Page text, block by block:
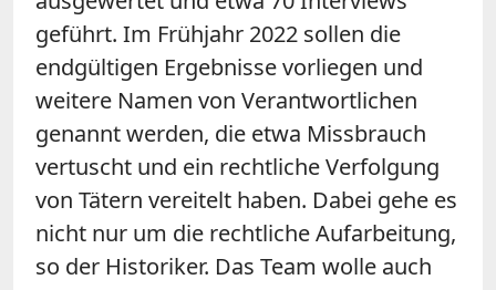
geführt. Im Frühjahr 2022 sollen die
endgültigen Ergebnisse vorliegen und
weitere Namen von Verantwortlichen
genannt werden, die etwa Missbrauch
vertuscht und ein rechtliche Verfolgung
von Tätern vereitelt haben. Dabei gehe es
nicht nur um die rechtliche Aufarbeitung,
so der Historiker. Das Team wolle auch